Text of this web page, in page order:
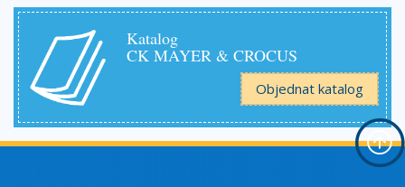
Katalog
CK MAYER & CROCUS
Objednat katalog